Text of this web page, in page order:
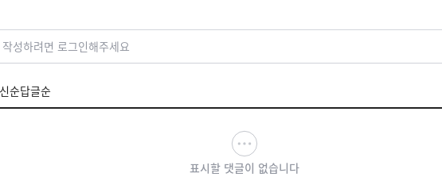
성하려면 로그인해주세요
순답글순
표시할 댓글이 없습니다